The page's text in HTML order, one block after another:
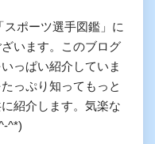
スポーツ選手図鑑」に
います。このブログ
っぱい紹介していま
っぷり知ってもっと
紹介します。気楽な
^*)